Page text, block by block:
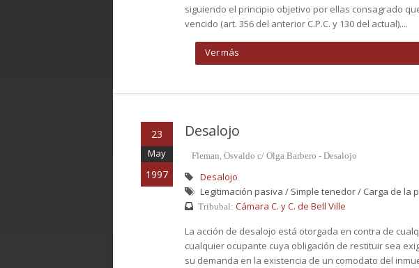
siguiendo el principio objetivo por ellas consagrado
vencido (art. 356 del anterior C.P.C. y 130 del actual)....
Ver más
23
May
1997
Desalojo
Fleman, Osvaldo c/ Olga Barbero - Desalojo
Desalojo
Legitimación pasiva / Simple tenedor / Carga de la
Tribubal: Cámara C. y C. de Bell Ville
La acción de desalojo está otorgada en contra de
cualquier ocupante cuya obligación de restituir sea
su demanda en la existencia de un comodato del